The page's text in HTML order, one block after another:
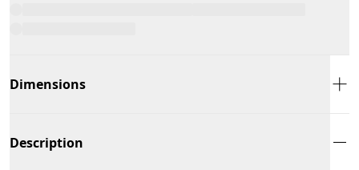
Dimensions
Description